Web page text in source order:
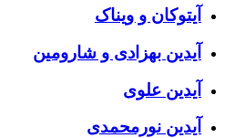
آیتوکان و ویناک
آیدین بهزادی و شارومین
آیدین علوی
آیدین نورمحمدی